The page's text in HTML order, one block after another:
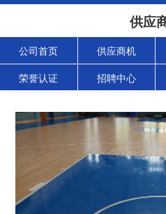
供应
公司首页 供应商机
荣誉认证 招聘中心